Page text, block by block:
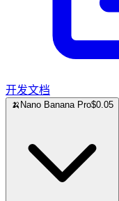
开发文档
🍌 Nano Banana Pro$0.05